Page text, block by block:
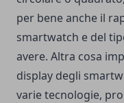
per bene anche il
smartwatch e del
avere. Altra cosa
display degli
varie tecnologie,